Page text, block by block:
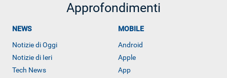
Approfondimenti
NEWS
Notizie di Oggi
Notizie di Ieri
Tech News
MOBILE
Android
Apple
App